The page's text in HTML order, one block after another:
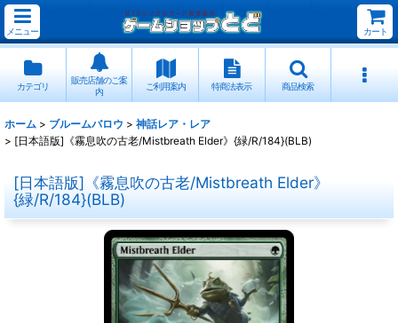
メニュー カート
カテゴリ
販売店舗のご案
内
ご利用案内 特商法表示 商品検索
ホーム > ブルームバロウ > 神話レア・レア
> [日本語版]《霧息吹の古老/Mistbreath Elder》{緑/R/184}(BLB)
[日本語版]《霧息吹の古老/Mistbreath Elder》
{緑/R/184}(BLB)